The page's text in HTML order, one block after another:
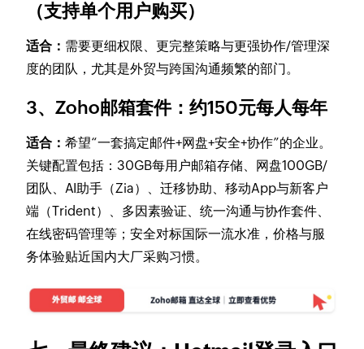
（支持单个用户购买）
适合： 需要更细权限、更完整策略与更强协作/管理深
度的团队，尤其是外贸与跨国沟通频繁的部门。
3、Zoho邮箱套件：约150元每人每年
适合：希望“一套搞定邮件+网盘+安全+协作”的企业。
关键配置包括：30GB每用户邮箱存储、网盘100GB/
团队、AI助手（Zia）、迁移协助、移动App与新客户
端（Trident）、多因素验证、统一沟通与协作套件、
在线密码管理等；安全对标国际一流水准，价格与服
务体验贴近国内大厂采购习惯。